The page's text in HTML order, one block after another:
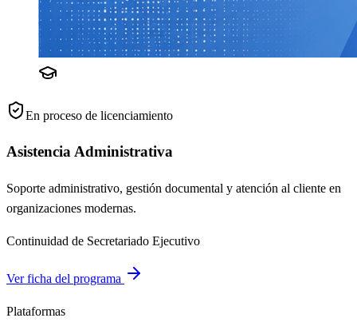
En proceso de licenciamiento
Asistencia Administrativa
Soporte administrativo, gestión documental y atención al cliente en
organizaciones modernas.
Continuidad de Secretariado Ejecutivo
Ver ficha del programa
Plataformas